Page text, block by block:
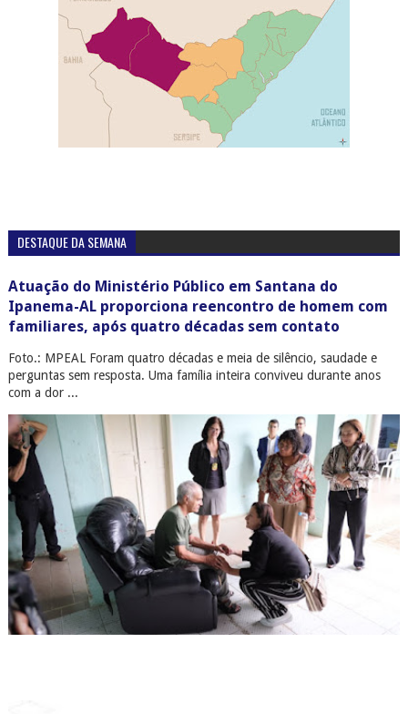
DESTAQUE DA SEMANA
Atuação do Ministério Público em Santana do
Ipanema-AL proporciona reencontro de homem com
familiares, após quatro décadas sem contato
Foto.: MPEAL Foram quatro décadas e meia de silêncio, saudade e
perguntas sem resposta. Uma família inteira conviveu durante anos
com a dor ...